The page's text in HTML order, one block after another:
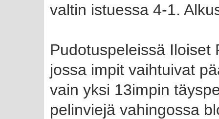
valtin istuessa 4-1.
Pudotuspeleissä Iloiset
jossa impit vaihtuivat
vain yksi 13impin
pelinviejä vahingossa